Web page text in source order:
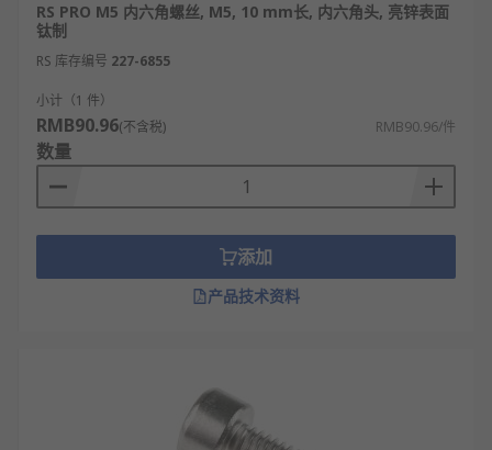
RS PRO M5 内六角螺丝, M5, 10 mm长, 内六角头, 亮锌表面
钛制
RS 库存编号 227-6855
小计（1 件）
RMB90.96(不含税) RMB90.96/件
数量
添加
产品技术资料